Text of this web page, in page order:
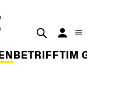
BETRIFFT IM